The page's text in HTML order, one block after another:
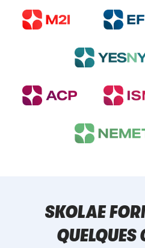
SKOLAE
QUELQUES